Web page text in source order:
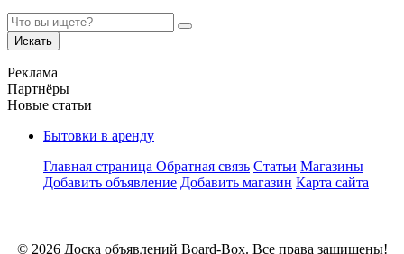
Искать
Реклама
Партнёры
Новые статьи
Бытовки в аренду
Главная страница Обратная связь Статьи Магазины
Добавить объявление Добавить магазин Карта сайта
© 2026 Доска объявлений Board-Box. Все права защищены!